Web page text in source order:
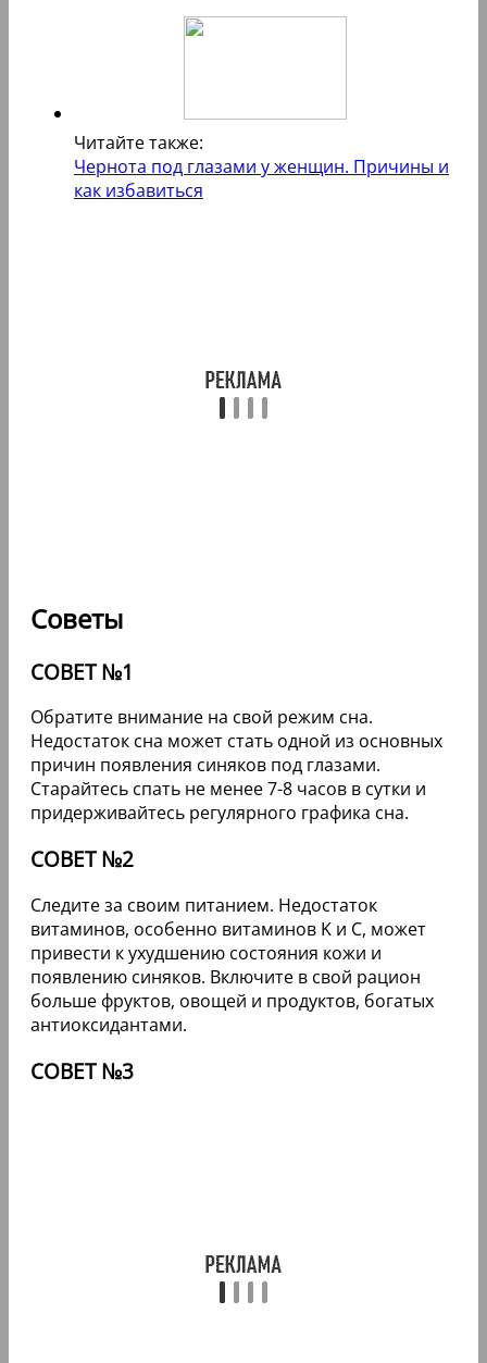
Читайте также:
Чернота под глазами у женщин. Причины и
как избавиться
Советы
СОВЕТ №1
Обратите внимание на свой режим сна.
Недостаток сна может стать одной из основных
причин появления синяков под глазами.
Старайтесь спать не менее 7-8 часов в сутки и
придерживайтесь регулярного графика сна.
СОВЕТ №2
Следите за своим питанием. Недостаток
витаминов, особенно витаминов K и C, может
привести к ухудшению состояния кожи и
появлению синяков. Включите в свой рацион
больше фруктов, овощей и продуктов, богатых
антиоксидантами.
СОВЕТ №3